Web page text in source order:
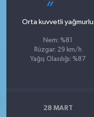
Orta kuvvetli yağmurlu
Nem: %81
Rüzgar: 29 km/h
Yağış Olasılığı: %87
28 MART